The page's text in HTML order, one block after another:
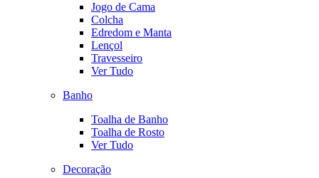
Jogo de Cama
Colcha
Edredom e Manta
Lençol
Travesseiro
Ver Tudo
Banho
Toalha de Banho
Toalha de Rosto
Ver Tudo
Decoração